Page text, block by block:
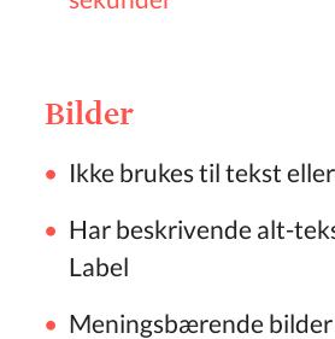
Bilder
Ikke brukes til tekst
Har beskrivende alt-
Label
Meningsbærende bilder